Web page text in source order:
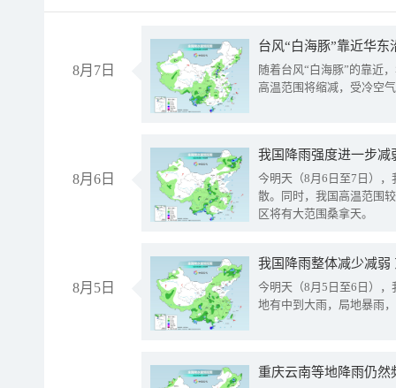
8月7日
台风“白海豚”靠近华
随着台风“白海豚”的靠近
高温范围将缩减，受冷空
8月6日
今明天（8月6日至7日）
散。同时，我国高温范围
区将有大范围桑拿天。
8月5日
我国降雨整体减少减弱
今明天（8月5日至6日）
地有中到大雨，局地暴雨
重庆云南等地降雨仍然